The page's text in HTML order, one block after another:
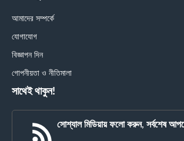
আমাদের সম্পর্কে
যোগাযোগ
বিজ্ঞাপন দিন
গোপনীয়তা ও নীতিমালা
সাথেই থাকুন!
সোশ্যাল মিডিয়ায় ফলো করুন, সর্বশেষ